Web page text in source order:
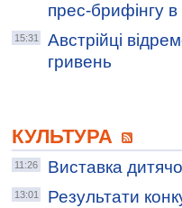
прес-брифінгу
15:31
Австрійці
гривень
КУЛЬТУРА
11:26 Виставка
13:01
Результати